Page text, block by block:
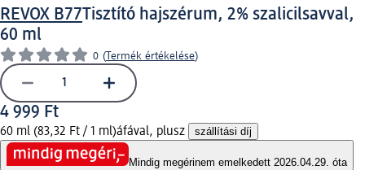
REVOX B77Tisztító hajszérum, 2% szalicilsavval,
60 ml
0 (Termék értékelése)
4 999 Ft
60 ml (83,32 Ft / 1 ml)áfával, plusz szállítási díj
Mindig megérinem emelkedett 2026.04.29. óta